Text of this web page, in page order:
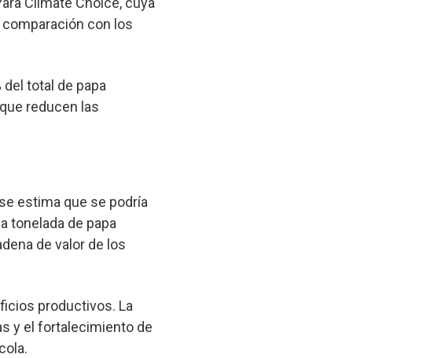
con los
total de papa
reducen las
estima que se podría
tonelada de papa
de valor de los
productivos. La
y el fortalecimiento de